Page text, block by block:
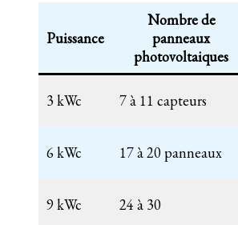
Puissance
Nombre de
panneaux
photovoltaiques
3 kWc 7 à 11 capteurs
6 kWc 17 à 20 panneaux
9 kWc 24 à 30